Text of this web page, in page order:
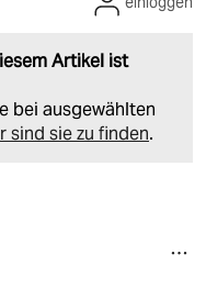
Artikel ist
bei ausgewählten
sind sie zu finden.